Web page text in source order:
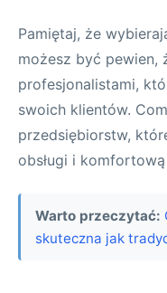
Pamiętaj, że
możesz być pewien,
profesjonalistami,
swoich klientów.
przedsiębiorstw,
obsługi i
Warto przeczytać:
skuteczna jak